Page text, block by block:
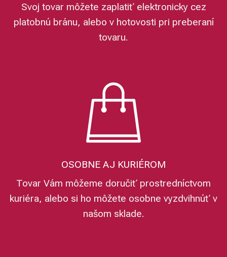
Svoj tovar môžete zaplatiť elektronicky cez
platobnú bránu, alebo v hotovosti pri preberaní
tovaru.
OSOBNE AJ KURIÉROM
Tovar Vám môžeme doručiť prostredníctvom
kuriéra, alebo si ho môžete osobne vyzdvihnúť v
našom sklade.